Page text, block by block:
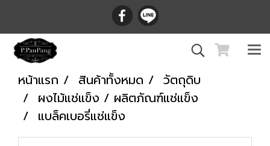
หน้าแรก สินค้าทั้งหมด
วัตถุดิบ
ผงไม้แช่แข็ง / ผลิตภัณฑ์แช่แข็ง
แบล็คเบอรี่แช่แข็ง